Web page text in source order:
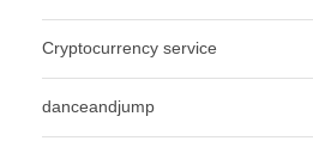
Cryptocurrency service
danceandjump